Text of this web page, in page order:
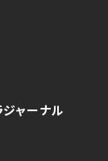
ャーナル